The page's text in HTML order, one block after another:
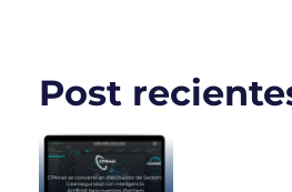
Post